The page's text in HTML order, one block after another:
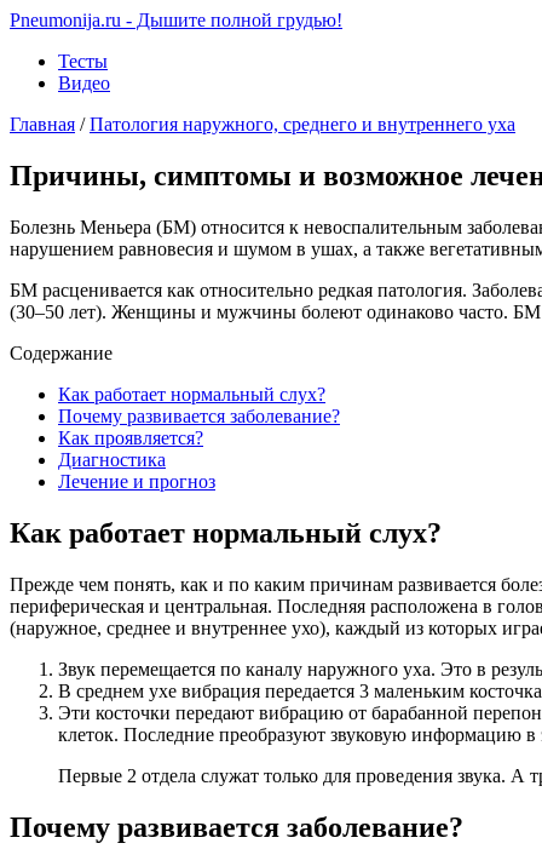
Pneumonija.ru - Дышите полной грудью!
Тесты
Видео
Главная / Патология наружного, среднего и внутреннего уха
Причины, симптомы и возможное
Болезнь Меньера (БМ) относится к невоспалительным
нарушением равновесия и шумом в ушах, а также
БМ расценивается как относительно редкая патология.
(30–50 лет). Женщины и мужчины болеют одинаково часто. БМ
Содержание
Как работает нормальный слух?
Почему развивается заболевание?
Как проявляется?
Диагностика
Лечение и прогноз
Как работает нормальный слух?
Прежде чем понять, как и по каким причинам развивается
периферическая и центральная. Последняя расположена в
(наружное, среднее и внутреннее ухо), каждый из которых
Звук перемещается по каналу наружного уха. Это в
В среднем ухе вибрация передается 3 маленьким
Эти косточки передают вибрацию от барабанной
клеток. Последние преобразуют звуковую информацию
Первые 2 отдела служат только для проведения звука. А
Почему развивается заболевание?